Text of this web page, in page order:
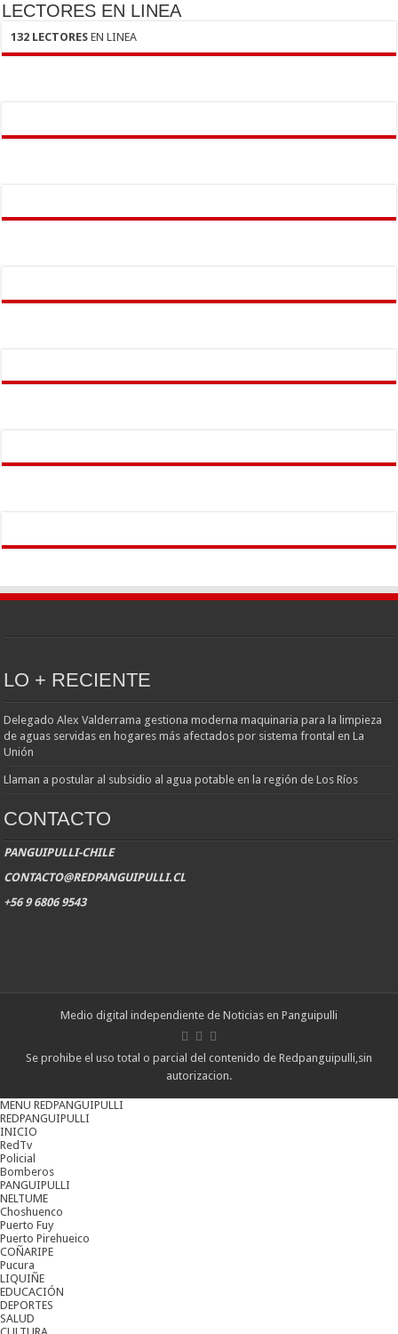
LECTORES EN LINEA
132 LECTORES EN LINEA
LO + RECIENTE
Delegado Alex Valderrama gestiona moderna maquinaria para la limpieza
de aguas servidas en hogares más afectados por sistema frontal en La
Unión
Llaman a postular al subsidio al agua potable en la región de Los Ríos
CONTACTO
PANGUIPULLI-CHILE
CONTACTO@REDPANGUIPULLI.CL
+56 9 6806 9543
Medio digital independiente de Noticias en Panguipulli
Se prohibe el uso total o parcial del contenido de Redpanguipulli,sin
autorizacion.
MENU REDPANGUIPULLI
REDPANGUIPULLI
INICIO
RedTv
Policial
Bomberos
PANGUIPULLI
NELTUME
Choshuenco
Puerto Fuy
Puerto Pirehueico
COÑARIPE
Pucura
LIQUIÑE
EDUCACIÓN
DEPORTES
SALUD